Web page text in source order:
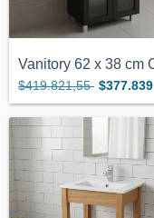
$419.821,55 $377.839